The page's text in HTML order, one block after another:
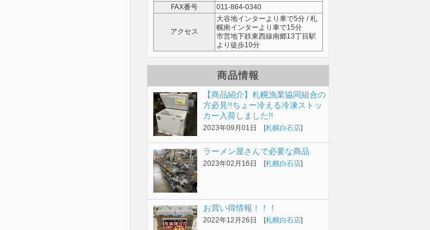
FAX番号
011-864-0340
アクセス
大谷地インターより車で5分 / 札
幌南インターより車で15分
市営地下鉄東西線南郷13丁目駅
より徒歩10分
商品情報
【商品紹介】札幌漁業協同組合の
方必見!!ちょー冷える冷凍ストッ
カー入荷しました!!
2023年09月01日 [札幌白石店]
ラーメン屋さんで必要な商品
2023年02月16日 [札幌白石店]
お買い得情報！！！
2022年12月26日 [札幌白石店]